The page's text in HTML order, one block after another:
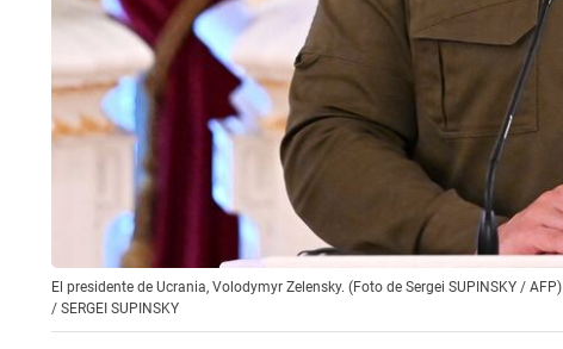
El presidente de Ucrania, Volodymyr Zelensky. (Foto de Sergei SUPINSKY / AFP)
/ SERGEI SUPINSKY